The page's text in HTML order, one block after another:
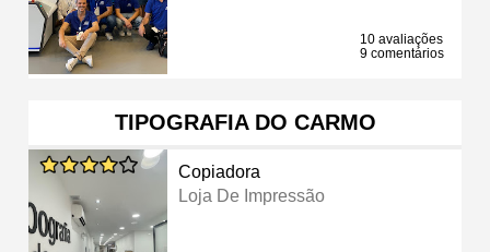
10 avaliações
9 comentários
TIPOGRAFIA DO CARMO
Copiadora
Loja De Impressão